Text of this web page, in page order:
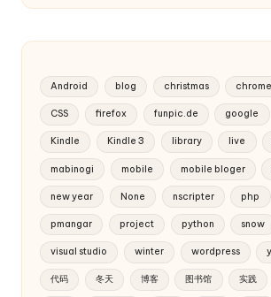
Android blog christmas chrome
CSS firefox funpic.de google
Kindle Kindle 3 library live
mabinogi mobile mobile bloger
new year None nscripter php
pmangar project python snow
visual studio winter wordpress
代码 冬天 博客 图书馆 实践